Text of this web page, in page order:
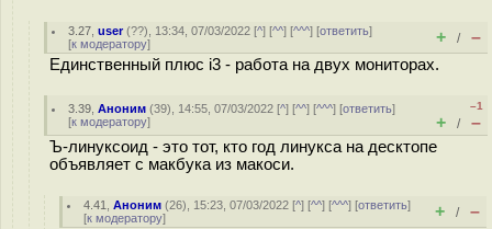
3.27 ,user(??), 13:34, 07/03/2022 [^] [^^] [^^^] [ответить]
[к модератору] + / –
Единственный плюс i3 - работа на двух мониторах.
3.39 ,Аноним (39), 14:55, 07/03/2022 [^] [^^] [^^^] [ответить]
[к модератору]
–1
+ / –
Ъ-линуксоид - это тот, кто год линукса на десктопе
объявляет с макбука из макоси.
4.41 ,Аноним (26), 15:23, 07/03/2022 [^] [^^] [^^^] [ответить]
[к модератору] + / –